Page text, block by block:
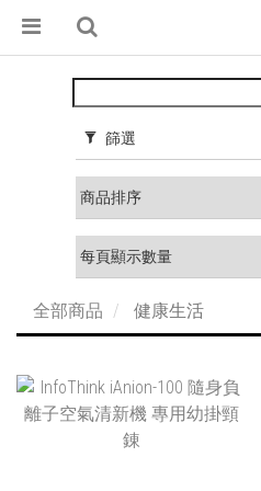
篩選
全部商品 健康生活